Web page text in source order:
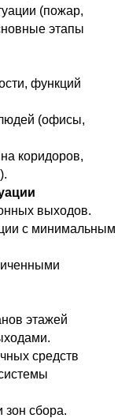
(пожар,
этапы
функций
(офисы,
коридоров,
выходов.
с минимальным
этажей
средств
сбора.